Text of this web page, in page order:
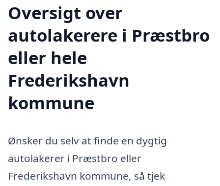
Oversigt over
autolakerere i Præstbro
eller hele
Frederikshavn
kommune
Ønsker du selv at finde en dygtig
autolakerer i Præstbro eller
Frederikshavn kommune, så tjek